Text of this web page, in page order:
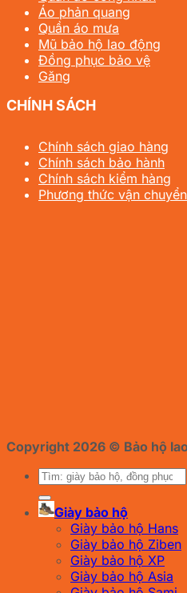
Áo phản quang
Quần áo mưa
Mũ bảo hộ lao động
Đồng phục bảo vệ
Găng
CHÍNH SÁCH
Chính sách giao hàng
Chính sách bảo hành
Chính sách kiểm hàng
Phương thức vận chuyển
Copyright 2026 © Bảo hộ
Tìm
Giày bảo hộ
Giày bảo hộ Hans
Giày bảo hộ Ziben
Giày bảo hộ XP
Giày bảo hộ Asia